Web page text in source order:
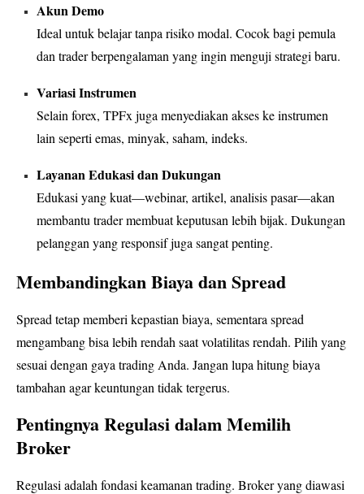
Akun Demo
Ideal untuk belajar tanpa risiko modal. Cocok bagi pemula
dan trader berpengalaman yang ingin menguji strategi baru.
Variasi Instrumen
Selain forex, TPFx juga menyediakan akses ke instrumen
lain seperti emas, minyak, saham, indeks.
Layanan Edukasi dan Dukungan
Edukasi yang kuat—webinar, artikel, analisis pasar—akan
membantu trader membuat keputusan lebih bijak. Dukungan
pelanggan yang responsif juga sangat penting.
Membandingkan Biaya dan Spread
Spread tetap memberi kepastian biaya, sementara spread
mengambang bisa lebih rendah saat volatilitas rendah. Pilih yang
sesuai dengan gaya trading Anda. Jangan lupa hitung biaya
tambahan agar keuntungan tidak tergerus.
Pentingnya Regulasi dalam Memilih
Broker
Regulasi adalah fondasi keamanan trading. Broker yang diawasi